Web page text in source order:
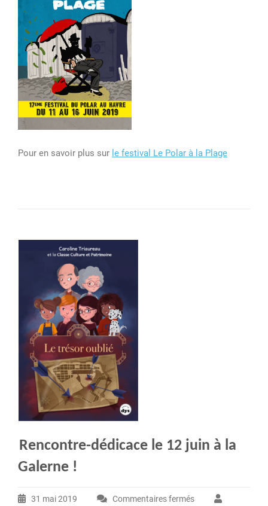
Pour en savoir plus sur le festival Le Polar à la Plage
Rencontre-dédicace le 12 juin à la
Galerne !
31 mai 2019 Commentaires ferméssur